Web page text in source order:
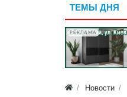
ТЕМЫ ДНЯ
РЕКЛАМА
Новости